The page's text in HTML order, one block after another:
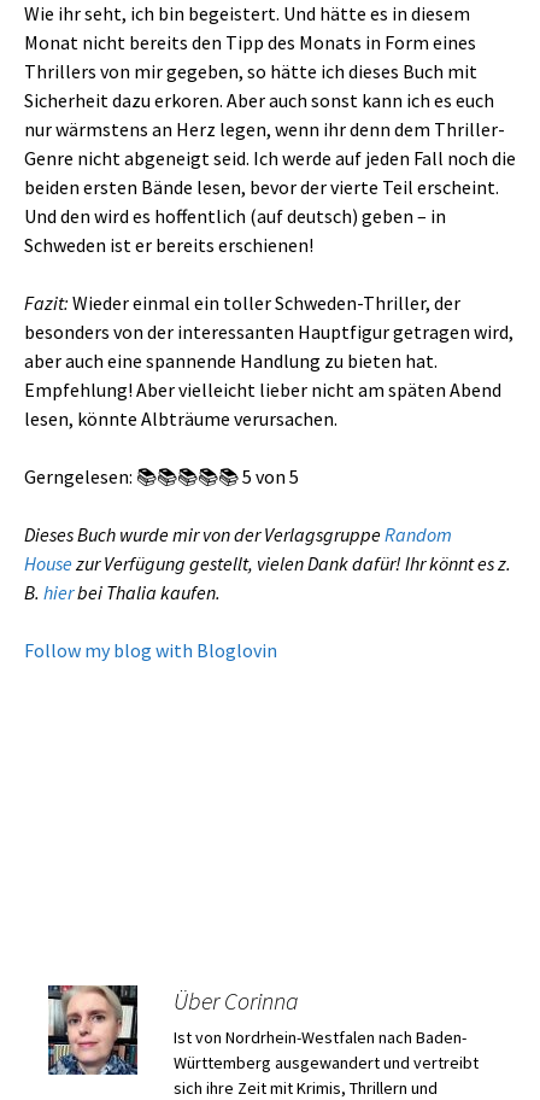
Wie ihr seht, ich bin begeistert. Und hätte es in diesem
Monat nicht bereits den Tipp des Monats in Form eines
Thrillers von mir gegeben, so hätte ich dieses Buch mit
Sicherheit dazu erkoren. Aber auch sonst kann ich es euch
nur wärmstens an Herz legen, wenn ihr denn dem Thriller-
Genre nicht abgeneigt seid. Ich werde auf jeden Fall noch die
beiden ersten Bände lesen, bevor der vierte Teil erscheint.
Und den wird es hoffentlich (auf deutsch) geben – in
Schweden ist er bereits erschienen!
Fazit: Wieder einmal ein toller Schweden-Thriller, der
besonders von der interessanten Hauptfigur getragen wird,
aber auch eine spannende Handlung zu bieten hat.
Empfehlung! Aber vielleicht lieber nicht am späten Abend
lesen, könnte Albträume verursachen.
Gerngelesen: 📚📚📚📚📚 5 von 5
Dieses Buch wurde mir von der VerlagsgruppeRandom
Housezur Verfügung gestellt, vielen Dank dafür! Ihr könnt es z.
B. hierbei Thalia kaufen.
Follow my blog with Bloglovin
Über Corinna
Ist von Nordrhein-Westfalen nach Baden-
Württemberg ausgewandert und vertreibt
sich ihre Zeit mit Krimis, Thrillern und